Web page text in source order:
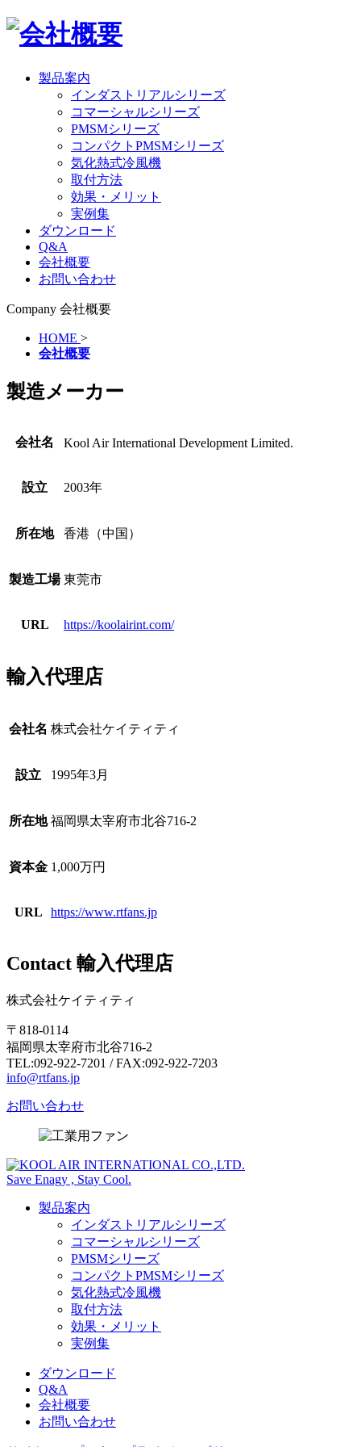
製品案内
インダストリアルシリーズ
コマーシャルシリーズ
PMSMシリーズ
コンパクトPMSMシリーズ
気化熱式冷風機
取付方法
効果・メリット
実例集
ダウンロード
Q&A
会社概要
お問い合わせ
Company 会社概要
HOME >
会社概要
製造メーカー
会社名 Kool Air International Development Limited.
設立 2003年
所在地 香港（中国）
製造工場 東莞市
URL https://koolairint.com/
輸入代理店
会社名 株式会社ケイティティ
設立 1995年3月
所在地 福岡県太宰府市北谷716-2
資本金 1,000万円
URL https://www.rtfans.jp
Contact 輸入代理店
株式会社ケイティティ
〒818-0114
福岡県太宰府市北谷716-2
TEL:092-922-7201 / FAX:092-922-7203
info@rtfans.jp
お問い合わせ
Save Enagy , Stay Cool.
製品案内
インダストリアルシリーズ
コマーシャルシリーズ
PMSMシリーズ
コンパクトPMSMシリーズ
気化熱式冷風機
取付方法
効果・メリット
実例集
ダウンロード
Q&A
会社概要
お問い合わせ